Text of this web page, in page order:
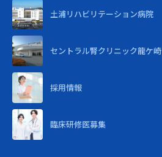
土浦リハビリテーション病院
セントラル腎クリニック龍ケ崎
採用情報
臨床研修医募集